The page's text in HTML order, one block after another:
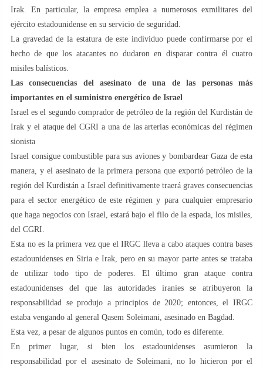
Irak. En particular, la empresa emplea a numerosos exmilitares del
ejército estadounidense en su servicio de seguridad.
La gravedad de la estatura de este individuo puede confirmarse por el
hecho de que los atacantes no dudaron en disparar contra él cuatro
misiles balísticos.
Las consecuencias del asesinato de una de las personas más
importantes en el suministro energético de Israel
Israel es el segundo comprador de petróleo de la región del Kurdistán de
Irak y el ataque del CGRI a una de las arterias económicas del régimen
sionista
Israel consigue combustible para sus aviones y bombardear Gaza de esta
manera, y el asesinato de la primera persona que exportó petróleo de la
región del Kurdistán a Israel definitivamente traerá graves consecuencias
para el sector energético de este régimen y para cualquier empresario
que haga negocios con Israel, estará bajo el filo de la espada, los misiles,
del CGRI.
Esta no es la primera vez que el IRGC lleva a cabo ataques contra bases
estadounidenses en Siria e Irak, pero en su mayor parte antes se trataba
de utilizar todo tipo de poderes. El último gran ataque contra
estadounidenses del que las autoridades iraníes se atribuyeron la
responsabilidad se produjo a principios de 2020; entonces, el IRGC
estaba vengando al general Qasem Soleimani, asesinado en Bagdad.
Esta vez, a pesar de algunos puntos en común, todo es diferente.
En primer lugar, si bien los estadounidenses asumieron la
responsabilidad por el asesinato de Soleimani, no lo hicieron por el